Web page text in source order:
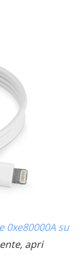
0xe80000A su
apri